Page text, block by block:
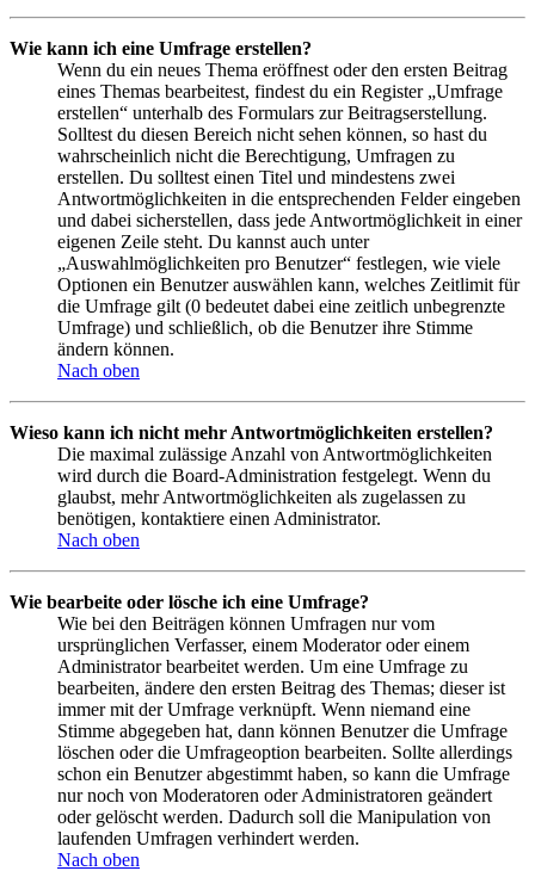
Wie kann ich eine Umfrage erstellen?
Wenn du ein neues Thema eröffnest oder den ersten Beitrag
eines Themas bearbeitest, findest du ein Register „Umfrage
erstellen“ unterhalb des Formulars zur Beitragserstellung.
Solltest du diesen Bereich nicht sehen können, so hast du
wahrscheinlich nicht die Berechtigung, Umfragen zu
erstellen. Du solltest einen Titel und mindestens zwei
Antwortmöglichkeiten in die entsprechenden Felder eingeben
und dabei sicherstellen, dass jede Antwortmöglichkeit in einer
eigenen Zeile steht. Du kannst auch unter
„Auswahlmöglichkeiten pro Benutzer“ festlegen, wie viele
Optionen ein Benutzer auswählen kann, welches Zeitlimit für
die Umfrage gilt (0 bedeutet dabei eine zeitlich unbegrenzte
Umfrage) und schließlich, ob die Benutzer ihre Stimme
ändern können.
Nach oben
Wieso kann ich nicht mehr Antwortmöglichkeiten erstellen?
Die maximal zulässige Anzahl von Antwortmöglichkeiten
wird durch die Board-Administration festgelegt. Wenn du
glaubst, mehr Antwortmöglichkeiten als zugelassen zu
benötigen, kontaktiere einen Administrator.
Nach oben
Wie bearbeite oder lösche ich eine Umfrage?
Wie bei den Beiträgen können Umfragen nur vom
ursprünglichen Verfasser, einem Moderator oder einem
Administrator bearbeitet werden. Um eine Umfrage zu
bearbeiten, ändere den ersten Beitrag des Themas; dieser ist
immer mit der Umfrage verknüpft. Wenn niemand eine
Stimme abgegeben hat, dann können Benutzer die Umfrage
löschen oder die Umfrageoption bearbeiten. Sollte allerdings
schon ein Benutzer abgestimmt haben, so kann die Umfrage
nur noch von Moderatoren oder Administratoren geändert
oder gelöscht werden. Dadurch soll die Manipulation von
laufenden Umfragen verhindert werden.
Nach oben